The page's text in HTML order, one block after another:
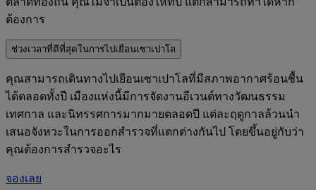
ต้องการ
ช่วงเวลาที่ดีที่สุดในการไปเยือนเซาเปาโล
คุณสามารถเดินทางไปเยือนเซาเปาโลที่มีสภาพอากาศร้อนชื้น
ได้ตลอดทั้งปี เมืองแห่งนี้มีการจัดงานอีเวนต์ทางวัฒนธรรม
เทศกาล และนิทรรศการมากมายตลอดปี แต่ละฤดูกาลล้วนนำ
เสนอจังหวะในการออกสำรวจที่แตกต่างกันไป โดยขึ้นอยู่กับว่า
คุณต้องการสำรวจอะไร
จองเลย